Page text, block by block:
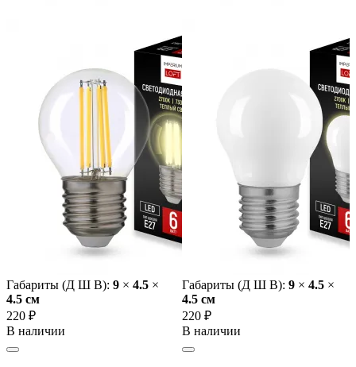
Габариты (Д Ш В): 9 × 4.5 ×
4.5 cм
220 ₽
В наличии
Габариты (Д Ш В): 9 × 4.5 ×
4.5 cм
220 ₽
В наличии